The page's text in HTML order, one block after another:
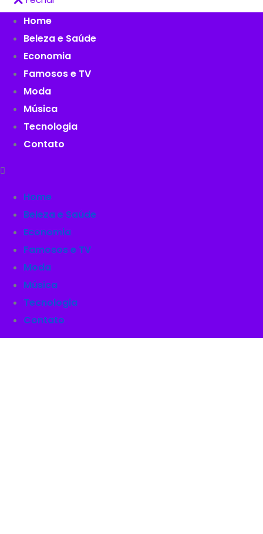
Home
Beleza e Saúde
Economia
Famosos e TV
Moda
Música
Tecnologia
Contato
Home
Beleza e Saúde
Economia
Famosos e TV
Moda
Música
Tecnologia
Contato